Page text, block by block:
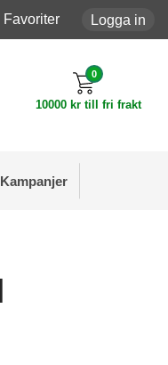
Favoriter Logga in
0
10000 kr till fri frakt
Kampanjer